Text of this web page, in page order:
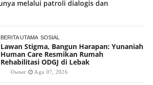
melalui patroli dialogis dan
BERITA UTAMA SOSIAL
Lawan Stigma, Bangun Harapan: Yunaniah
Human Care Resmikan Rumah
Rehabilitasi ODGJ di Lebak
Owner Agu 07, 2026